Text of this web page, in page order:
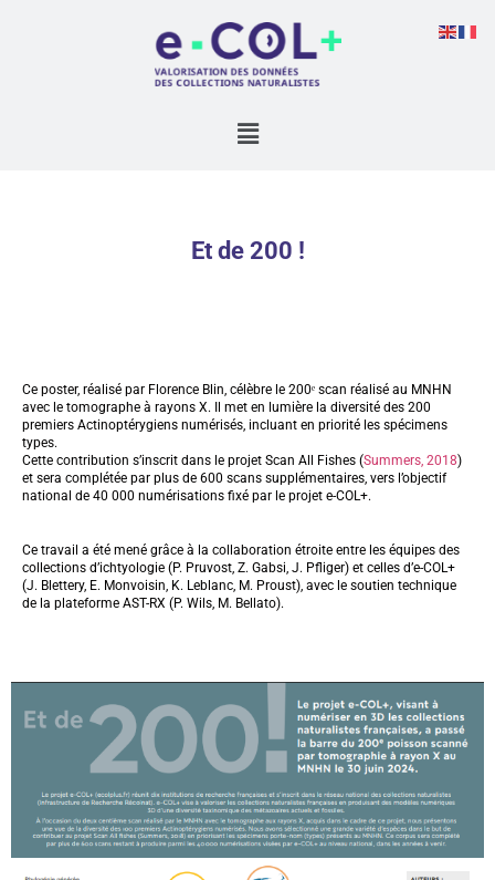
Et de 200 !
Ce poster, réalisé par Florence Blin, célèbre le 200ᵉ scan réalisé au MNHN
avec le tomographe à rayons X. Il met en lumière la diversité des 200
premiers Actinoptérygiens numérisés, incluant en priorité les spécimens
types.
Cette contribution s’inscrit dans le projet Scan All Fishes (Summers, 2018)
et sera complétée par plus de 600 scans supplémentaires, vers l’objectif
national de 40 000 numérisations fixé par le projet e-COL +.
Ce travail a été mené grâce à la collaboration étroite entre les équipes des
collections d’ichtyologie (P. Pruvost, Z. Gabsi, J. Pfliger) et celles d’e-COL+
(J. Blettery, E. Monvoisin, K. Leblanc, M. Proust), avec le soutien technique
de la plateforme AST-RX (P. Wils, M. Bellato).